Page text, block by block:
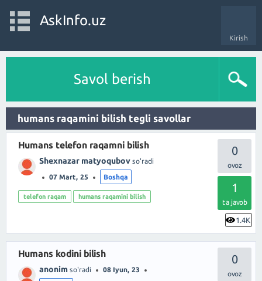
Kirish
AskInfo.uz
Savol berish
humans raqamini bilish tegli savollar
0
1
ta javob
1.4K
Humans telefon raqamni bilish
Shexnazar matyoqubov so'radi
07 Mart, 25 Boshqa
telefon raqam humans raqamini bilish
0
Humans kodini bilish
anonim so'radi 08 Iyun, 23